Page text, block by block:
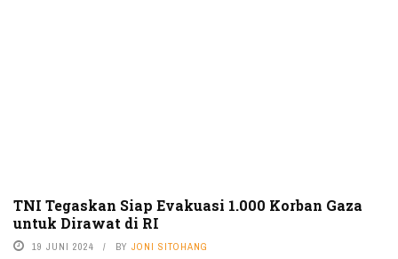
TNI Tegaskan Siap Evakuasi 1.000 Korban Gaza
untuk Dirawat di RI
19 JUNI 2024 BY JONI SITOHANG